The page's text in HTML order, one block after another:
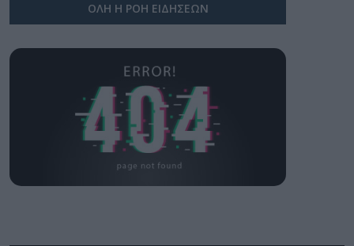
ΟΛΗ Η ΡΟΗ ΕΙΔΗΣΕΩΝ